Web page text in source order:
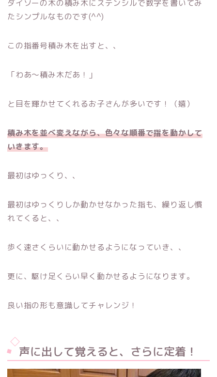
ダイソーの木の積み木にステンシルで数字を書いてみ
たシンプルなものです(^^)
この指番号積み木を出すと、、
「わあ～積み木だあ！」
と目を輝かせてくれるお子さんが多いです！（嬉）
積み木を並べ変えながら、色々な順番で指を動かして
いきます。
最初はゆっくり、、
最初はゆっくりしか動かせなかった指も、繰り返し慣
れてくると、、
歩く速さくらいに動かせるようになっていき、、
更に、駆け足くらい早く動かせるようになります。
良い指の形も意識してチャレンジ！
声に出して覚えると、さらに定着！